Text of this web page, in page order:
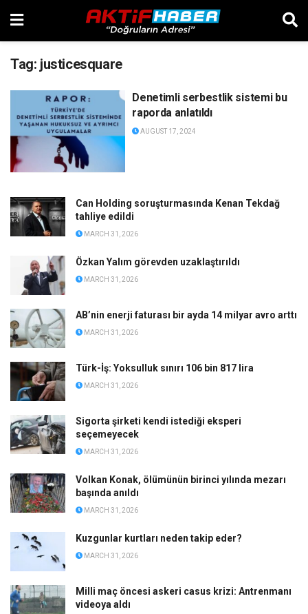
Tag: justicesquare
Denetimli serbestlik sistemi bu
raporda anlatıldı
AUGUST 17, 2024
Can Holding soruşturmasında Kenan Tekdağ
tahliye edildi
MARCH 31, 2026
Özkan Yalım görevden uzaklaştırıldı
MARCH 31, 2026
AB’nin enerji faturası bir ayda 14 milyar avro arttı
MARCH 31, 2026
Türk-İş: Yoksulluk sınırı 106 bin 817 lira
MARCH 31, 2026
Sigorta şirketi kendi istediği eksperi
seçemeyecek
MARCH 31, 2026
Volkan Konak, ölümünün birinci yılında mezarı
başında anıldı
MARCH 31, 2026
Kuzgunlar kurtları neden takip eder?
MARCH 31, 2026
Milli maç öncesi askeri casus krizi: Antrenmanı
videoya aldı